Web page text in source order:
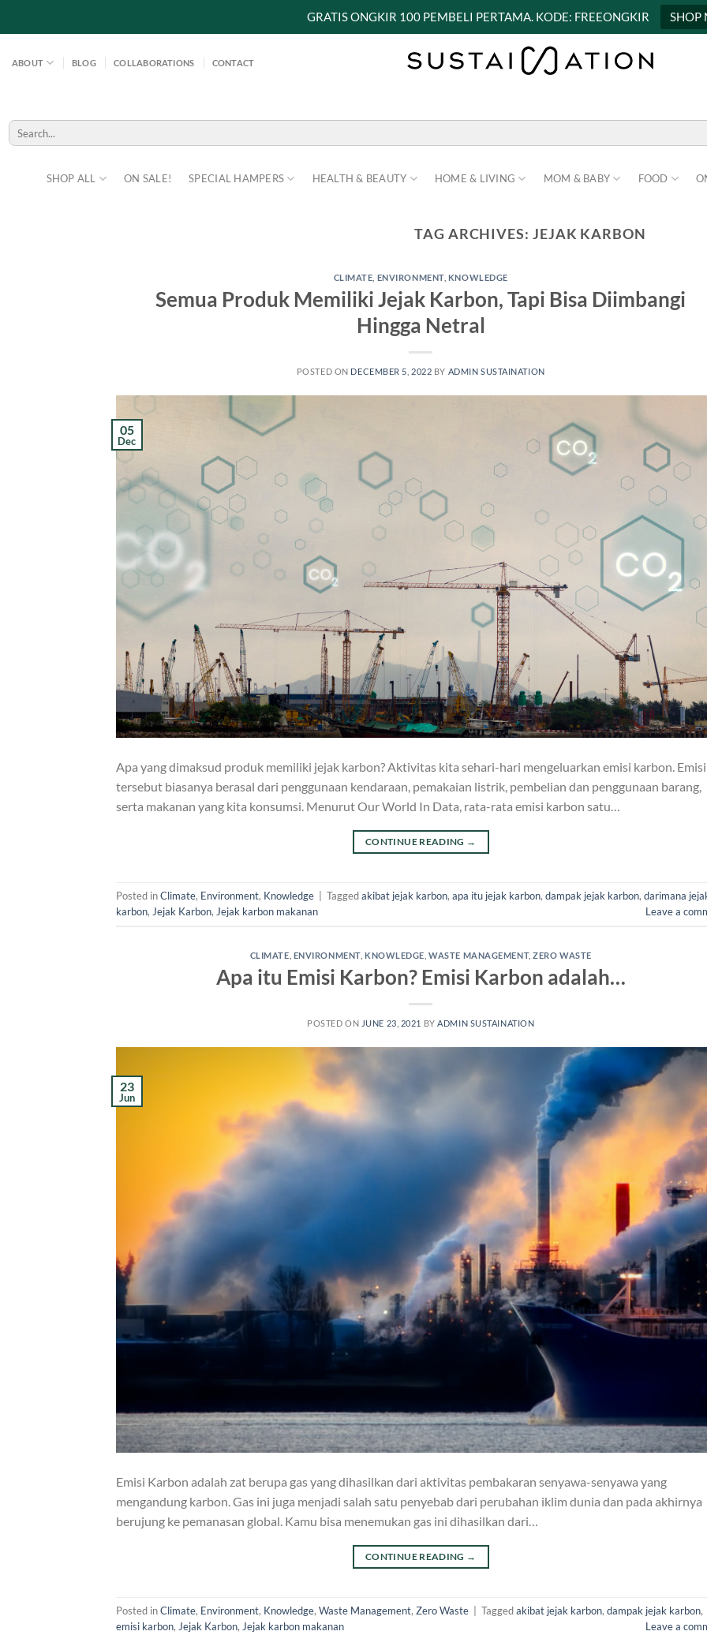
GRATIS ONGKIR 100 PEMBELI PERTAMA. KODE: FREEONGKIR SHOP
ABOUT BLOG COLLABORATIONS CONTACT
SHOP ALL ON SALE! SPECIAL HAMPERS HEALTH & BEAUTY HOME & LIVING MOM & BABY FOOD
Search
for:
TAG ARCHIVES: JEJAK KARBON
CLIMATE ENVIRONMENT, KNOWLEDGE
Semua Produk Memiliki Jejak Karbon, Tapi Bisa Diimbangi
Hingga Netral
POSTED ON DECEMBER 5, 2022 BY ADMIN SUSTAINATION
05
Dec
Apa yang dimaksud produk memiliki jejak karbon? Aktivitas kita sehari-hari mengeluarkan emisi karbon. Emisi
tersebut biasanya berasal dari penggunaan kendaraan, pemakaian listrik, pembelian dan penggunaan barang,
serta makanan yang kita konsumsi. Menurut Our World In Data, rata-rata emisi karbon satu…
CONTINUE READING →
Posted inClimate, Environment, Knowledge Taggedakibat jejak karbon, apa itu jejak karbon, dampak jejak karbon, darimana
karbon, Jejak Karbon, Jejak karbon makanan Leave a
CLIMATE ENVIRONMENT, KNOWLEDGE ,WASTE MANAGEMENT,ZERO WASTE
Apa itu Emisi Karbon? Emisi Karbon adalah…
POSTED ON JUNE 23, 2021 BYADMIN SUSTAINATION
23
Jun
Emisi Karbon adalah zat berupa gas yang dihasilkan dari aktivitas pembakaran senyawa-senyawa yang
mengandung karbon. Gas ini juga menjadi salah satu penyebab dari perubahan iklim dunia dan pada akhirnya
berujung ke pemanasan global. Kamu bisa menemukan gas ini dihasilkan dari…
CONTINUE READING →
Posted inClimate, Environment, Knowledge, Waste Management, Zero Waste Taggedakibat jejak karbon, dampak jejak karbon,
emisi karbon, Jejak Karbon, Jejak karbon makanan Leave a